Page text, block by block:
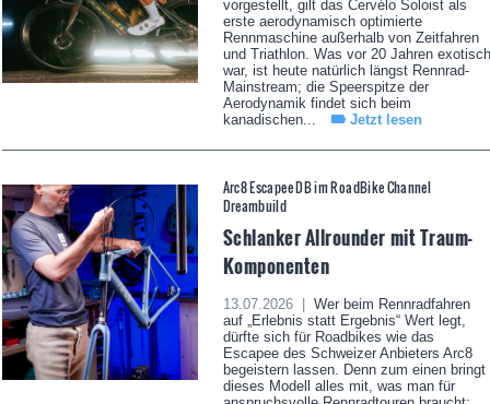
vorgestellt, gilt das Cervélo Soloist als
erste aerodynamisch optimierte
Rennmaschine außerhalb von Zeitfahren
und Triathlon. Was vor 20 Jahren exotisch
war, ist heute natürlich längst Rennrad-
Mainstream; die Speerspitze der
Aerodynamik findet sich beim
kanadischen...
Jetzt lesen
Arc8 Escapee DB im RoadBike Channel
Dreambuild
Schlanker Allrounder mit Traum-
Komponenten
13.07.2026 |
Wer beim Rennradfahren
auf „Erlebnis statt Ergebnis“ Wert legt,
dürfte sich für Roadbikes wie das
Escapee des Schweizer Anbieters Arc8
begeistern lassen. Denn zum einen bringt
dieses Modell alles mit, was man für